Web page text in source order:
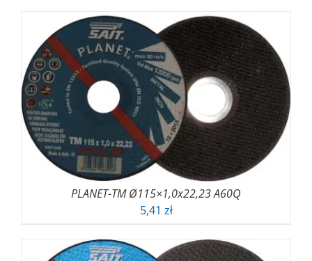
PLANET-TM Ø115×1,0x22,23 A60Q
5,41 zł